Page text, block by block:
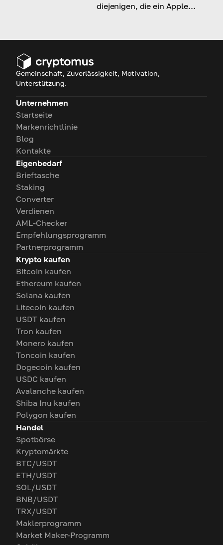
diejenigen, die ein Apple
Gemeinschaft, Zuverlässigkeit, Motivation,
Unterstützung.
Unternehmen
Startseite
Markenrichtlinie
Blog
Kontakte
Eigenbedarf
Brieftasche
Staking
Converter
Verdienen
AML-Checker
Empfehlungsprogramm
Partnerprogramm
Krypto kaufen
Bitcoin kaufen
Ethereum kaufen
Solana kaufen
Litecoin kaufen
USDT kaufen
Tron kaufen
Monero kaufen
Toncoin kaufen
Dogecoin kaufen
USDC kaufen
Avalanche kaufen
Shiba Inu kaufen
Polygon kaufen
Handel
Spotbörse
Kryptomärkte
BTC/USDT
ETH/USDT
SOL/USDT
BNB/USDT
TRX/USDT
Maklerprogramm
Market Maker-Programm